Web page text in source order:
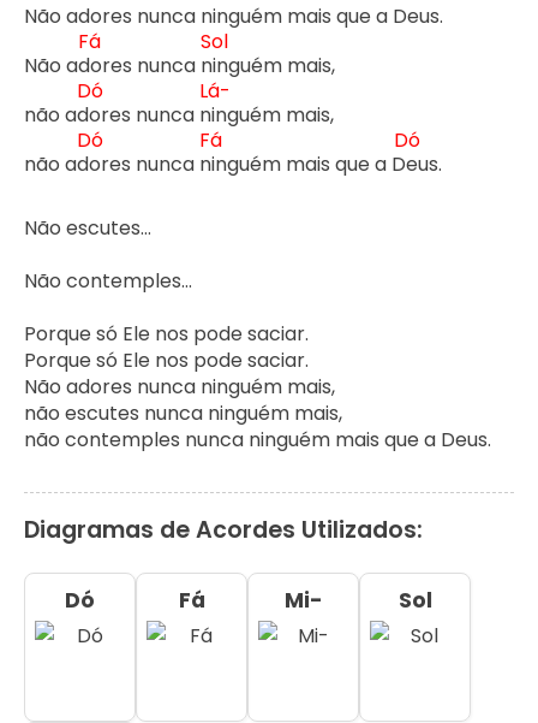
Não adores nunca ninguém mais que a Deus.
Não ad
Fá
ores nunca n
Sol
inguém mais,
não ad
Dó
ores nunca n
Lá-
inguém mais,
não ad
Dó
ores nunca n
Fá
inguém mais que a D
Dó
eus.
Não escutes...
Não contemples...
Porque só Ele nos pode saciar.
Porque só Ele nos pode saciar.
Não adores nunca ninguém mais,
não escutes nunca ninguém mais,
não contemples nunca ninguém mais que a Deus.
Diagramas de Acordes Utilizados:
Dó Fá Mi- Sol